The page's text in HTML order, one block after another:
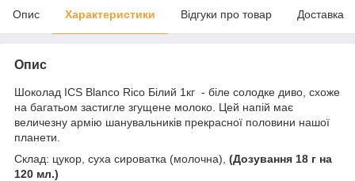
Опис Характеристики Відгуки про товар Доставка
Опис
Шоколад ICS Blanco Rico Білий 1кг - біле солодке диво, схоже
на багатьом застигле згущене молоко. Цей напій має
величезну армію шанувальників прекрасної половини нашої
планети.
Склад: цукор, суха сироватка (молочна), (Дозування 18 г на
120 мл.)